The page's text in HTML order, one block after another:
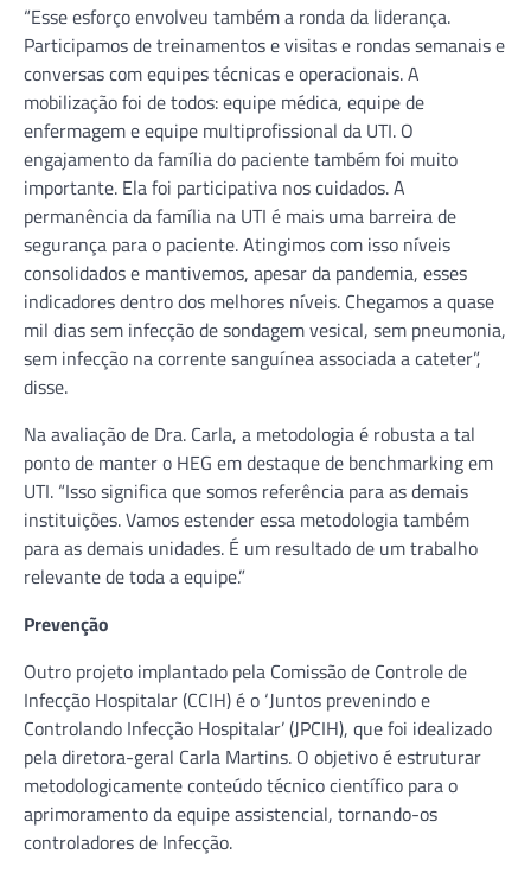
“Esse esforço envolveu também a ronda da liderança.
Participamos de treinamentos e visitas e rondas semanais e
conversas com equipes técnicas e operacionais. A
mobilização foi de todos: equipe médica, equipe de
enfermagem e equipe multiprofissional da UTI. O
engajamento da família do paciente também foi muito
importante. Ela foi participativa nos cuidados. A
permanência da família na UTI é mais uma barreira de
segurança para o paciente. Atingimos com isso níveis
consolidados e mantivemos, apesar da pandemia, esses
indicadores dentro dos melhores níveis. Chegamos a quase
mil dias sem infecção de sondagem vesical, sem pneumonia,
sem infecção na corrente sanguínea associada a cateter”,
disse.
Na avaliação de Dra. Carla, a metodologia é robusta a tal
ponto de manter o HEG em destaque de benchmarking em
UTI. “Isso significa que somos referência para as demais
instituições. Vamos estender essa metodologia também
para as demais unidades. É um resultado de um trabalho
relevante de toda a equipe.”
Prevenção
Outro projeto implantado pela Comissão de Controle de
Infecção Hospitalar (CCIH) é o ‘Juntos prevenindo e
Controlando Infecção Hospitalar’ (JPCIH), que foi idealizado
pela diretora-geral Carla Martins. O objetivo é estruturar
metodologicamente conteúdo técnico científico para o
aprimoramento da equipe assistencial, tornando-os
controladores de Infecção.